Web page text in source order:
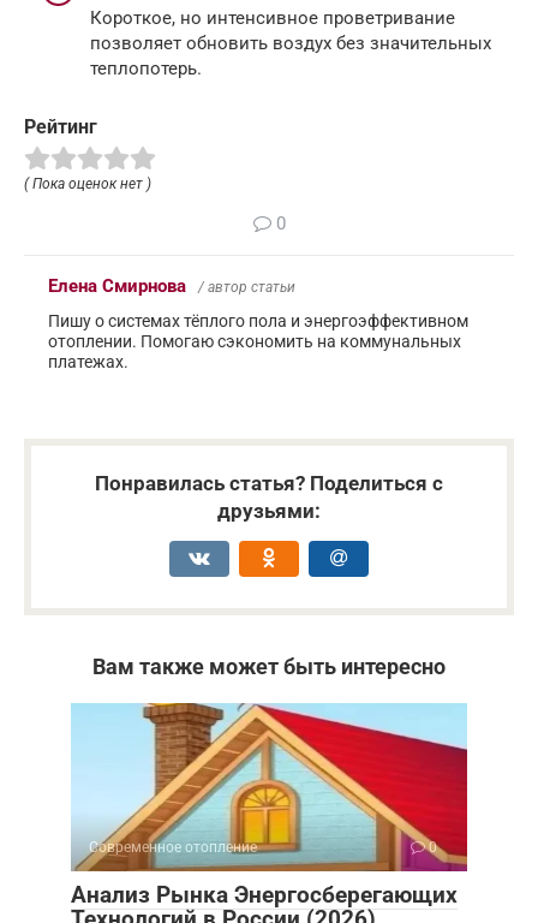
Короткое, но интенсивное проветривание
позволяет обновить воздух без значительных
теплопотерь.
Рейтинг
( Пока оценок нет )
0
Елена Смирнова / автор статьи
Пишу о системах тёплого пола и энергоэффективном
отоплении. Помогаю сэкономить на коммунальных
платежах.
Понравилась статья? Поделиться с
друзьями:
Вам также может быть интересно
Современное отопление 0
Анализ Рынка Энергосберегающих